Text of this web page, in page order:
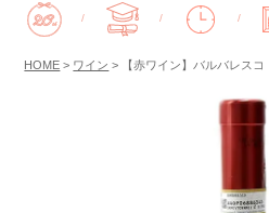
/ / /
HOME ワイン 【赤ワイン】バルバレス